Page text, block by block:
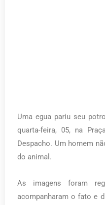
Uma egua pariu seu
quarta-feira, 05, na
Despacho. Um homem
do animal.
As imagens foram
acompanharam o fato e